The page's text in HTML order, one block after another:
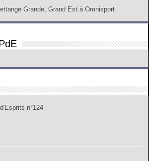
Grande, Grand Est à Omnisport
n°124